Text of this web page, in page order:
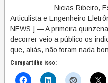
Nicias Ribeiro,
Articulista e Engenheiro
NEWS ] — A primeira
decorrer veio a público os
que, aliás, não foram nada
Compartilhe isso: